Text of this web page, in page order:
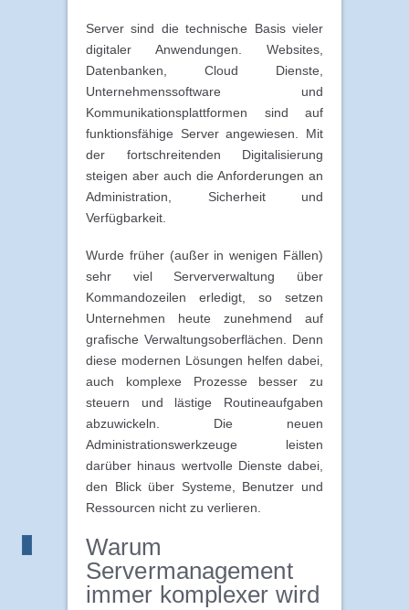
Server sind die technische Basis vieler
digitaler Anwendungen. Websites,
Datenbanken, Cloud Dienste,
Unternehmenssoftware und
Kommunikationsplattformen sind auf
funktionsfähige Server angewiesen. Mit
der fortschreitenden Digitalisierung
steigen aber auch die Anforderungen an
Administration, Sicherheit und
Verfügbarkeit.
Wurde früher (außer in wenigen Fällen)
sehr viel Serververwaltung über
Kommandozeilen erledigt, so setzen
Unternehmen heute zunehmend auf
grafische Verwaltungsoberflächen. Denn
diese modernen Lösungen helfen dabei,
auch komplexe Prozesse besser zu
steuern und lästige Routineaufgaben
abzuwickeln. Die neuen
Administrationswerkzeuge leisten
darüber hinaus wertvolle Dienste dabei,
den Blick über Systeme, Benutzer und
Ressourcen nicht zu verlieren.
Warum
Servermanagement
immer komplexer wird